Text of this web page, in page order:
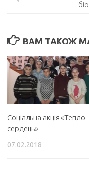
ВАМ ТАКОЖ
Соціальна акція «Тепло
сердець»
07.02.2018